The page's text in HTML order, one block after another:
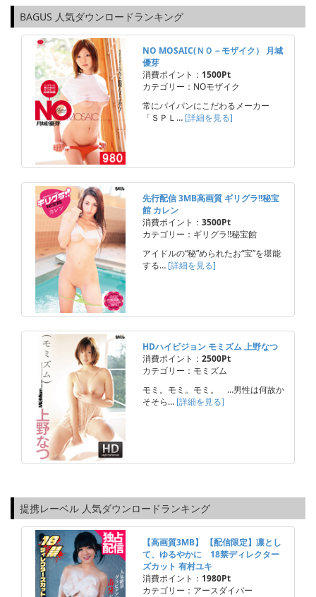
BAGUS 人気ダウンロードランキング
NO MOSAIC(ＮＯ－モザイク） 月城
優芽
消費ポイント： 1500Pt
カテゴリー：NOモザイク
常にパイパンにこだわるメーカー
「ＳＰＬ… [詳細を見る]
先行配信 3MB高画質 ギリグラ!!秘宝
館 カレン
消費ポイント： 3500Pt
カテゴリー：ギリグラ!!秘宝館
アイドルの“秘”められたお“宝”を堪能
する… [詳細を見る]
HDハイビジョン モミズム 上野なつ
消費ポイント： 2500Pt
カテゴリー：モミズム
モミ。モミ。モミ。 …男性は何故か
そそら… [詳細を見る]
提携レーベル 人気ダウンロードランキング
【高画質3MB】 【配信限定】凛とし
て、ゆるやかに 18禁ディレクター
ズカット 有村ユキ
消費ポイント： 1980Pt
カテゴリー：アースダイバー